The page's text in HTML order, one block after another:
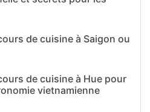
de cuisine à Saigon ou
de cuisine à Hue pour
vietnamienne